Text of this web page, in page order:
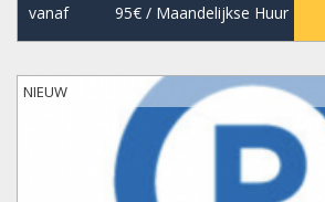
vanaf 95€/ Maandelijkse Huur
NIEUW